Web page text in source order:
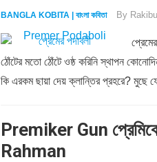
BANGLA KOBITA | বাংলা কবিতা By
ঠোঁটের মতো ঠোঁটে ওষ্ঠ করিনি স্থাপন
কি এরকম ছায়া দেয় ক্লান্তির প্রহরে? মুছে
Premiker Gun
Rahman